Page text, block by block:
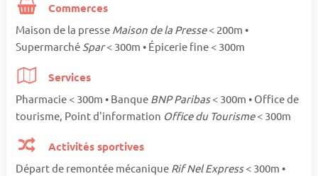
Commerces
Maison de la presse Maison de la Presse< 200m •
Supermarché Spar< 300m • Épicerie fine < 300m
Services
Pharmacie < 300m • Banque BNP Paribas< 300m • Office de
tourisme, Point d'information Office du Tourisme< 300m
Activités sportives
Départ de remontée mécanique Rif Nel Express< 300m •